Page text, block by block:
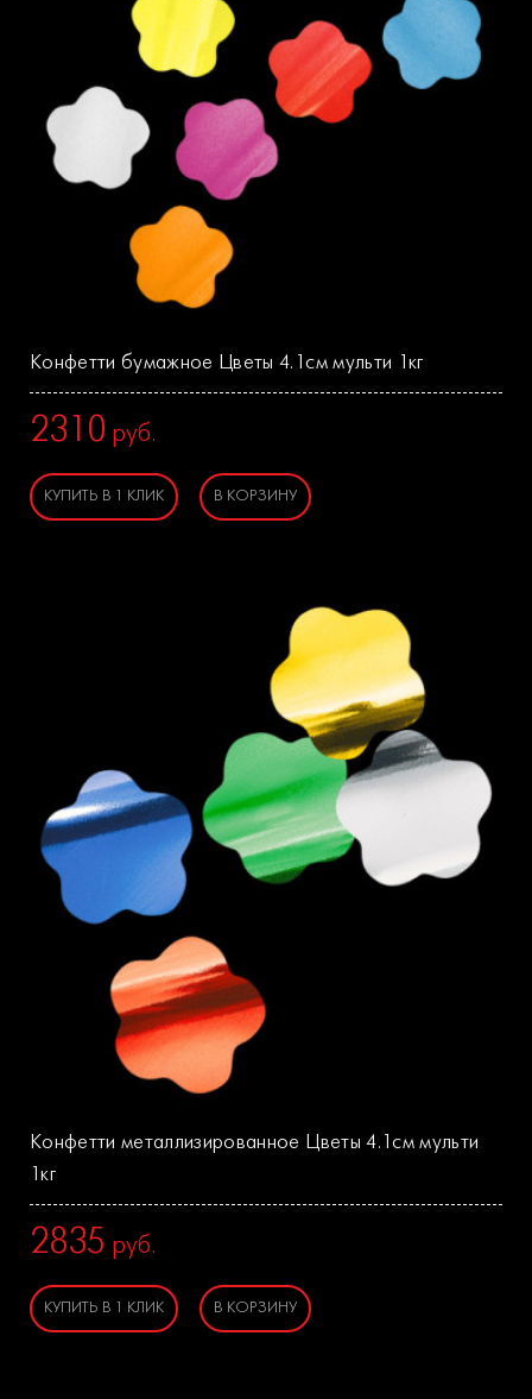
Конфетти бумажное Цветы 4.1см мульти 1кг
2310 руб.
КУПИТЬ В 1 КЛИК В КОРЗИНУ
Конфетти металлизированное Цветы 4.1см мульти
1кг
2835 руб.
КУПИТЬ В 1 КЛИК В КОРЗИНУ